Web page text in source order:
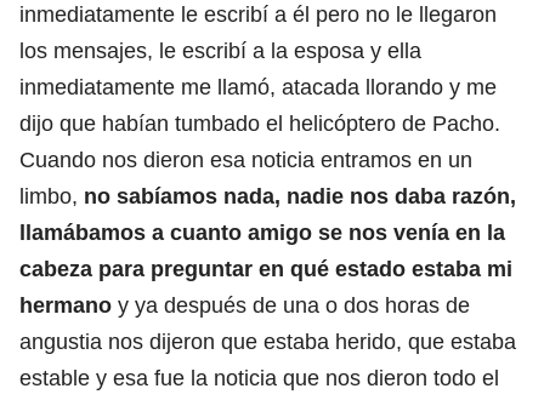
inmediatamente le escribí a él pero no le llegaron
los mensajes, le escribí a la esposa y ella
inmediatamente me llamó, atacada llorando y me
dijo que habían tumbado el helicóptero de Pacho.
Cuando nos dieron esa noticia entramos en un
limbo, no sabíamos nada, nadie nos daba razón,
llamábamos a cuanto amigo se nos venía en la
cabeza para preguntar en qué estado estaba mi
hermano y ya después de una o dos horas de
angustia nos dijeron que estaba herido, que estaba
estable y esa fue la noticia que nos dieron todo el